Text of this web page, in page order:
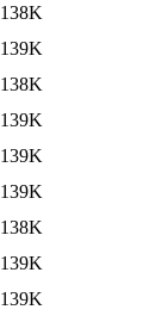
138K
139K
138K
139K
139K
139K
138K
139K
139K